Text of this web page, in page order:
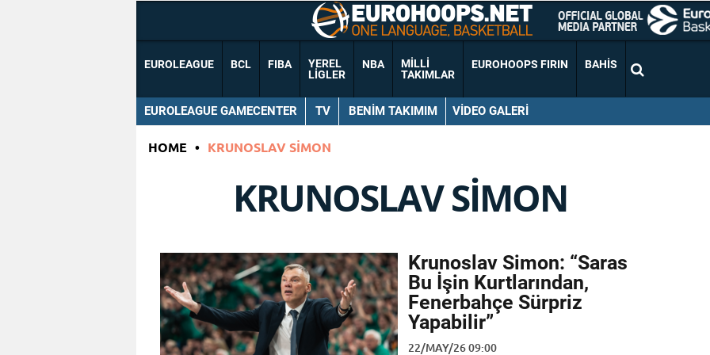
EUROLEAGUE BCL FIBA
YEREL
LIGLER
NBA
MILLI
TAKIMLAR
EUROHOOPS FIRIN BAHIS
EUROLEAGUE GAMECENTER TV BENIM TAKIMIM VIDEO GALERI
HOME • KRUNOSLAV SIMON
KRUNOSLAV SIMON
Krunoslav Simon: “Saras
Bu İşin Kurtlarından,
Fenerbahçe Sürpriz
Yapabilir”
22/MAY/26 09:00